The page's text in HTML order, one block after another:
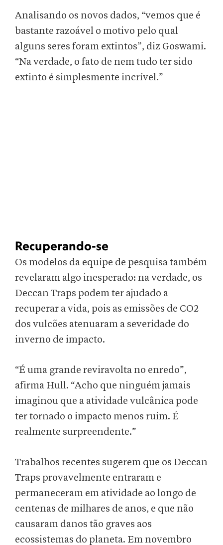
Analisando os novos dados, “vemos que é
bastante razoável o motivo pelo qual
alguns seres foram extintos”, diz Goswami.
“Na verdade, o fato de nem tudo ter sido
extinto é simplesmente incrível.”
Recuperando-se
Os modelos da equipe de pesquisa também
revelaram algo inesperado: na verdade, os
Deccan Traps podem ter ajudado a
recuperar a vida, pois as emissões de CO2
dos vulcões atenuaram a severidade do
inverno de impacto.
“É uma grande reviravolta no enredo”,
afirma Hull. “Acho que ninguém jamais
imaginou que a atividade vulcânica pode
ter tornado o impacto menos ruim. É
realmente surpreendente.”
Trabalhos recentes sugerem que os Deccan
Traps provavelmente entraram e
permaneceram em atividade ao longo de
centenas de milhares de anos, e que não
causaram danos tão graves aos
ecossistemas do planeta. Em novembro